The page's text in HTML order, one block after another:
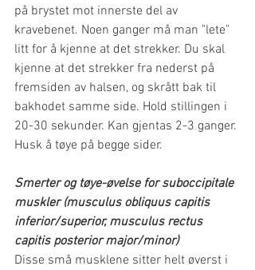
på brystet mot innerste del av
kravebenet. Noen ganger må man "lete"
litt for å kjenne at det strekker. Du skal
kjenne at det strekker fra nederst på
fremsiden av halsen, og skrått bak til
bakhodet samme side. Hold stillingen i
20-30 sekunder. Kan gjentas 2-3 ganger.
Husk å tøye på begge sider.
Smerter og tøye-øvelse for suboccipitale
muskler (musculus obliquus capitis
inferior/superior, musculus rectus
capitis posterior major/minor)
Disse små musklene sitter helt øverst i